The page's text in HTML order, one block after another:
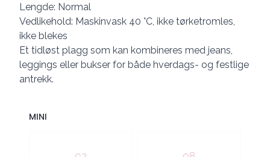
Lengde: Normal
Vedlikehold: Maskinvask 40 °C, ikke tørketromles,
ikke blekes
Et tidløst plagg som kan kombineres med jeans,
leggings eller bukser for både hverdags- og festlige
antrekk.
MINI